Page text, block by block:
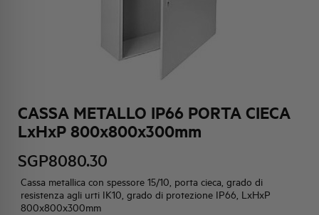
CASSA METALLO IP66 PORTA CIECA
LxHxP 800x800x300mm
SGP8080.30
Cassa metallica con spessore 15/10, porta cieca, grado di
resistenza agli urti IK10, grado di protezione IP66, LxHxP
800x800x300mm
ATTIVITÀ E MERCATI